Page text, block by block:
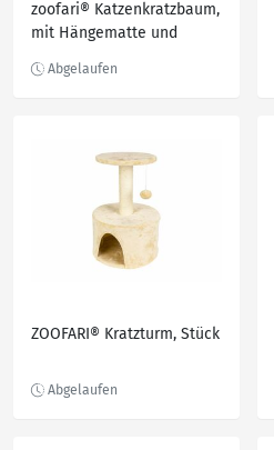
zoofari® Katzenkratzbaum,
mit Hängematte und
ZOOFARI® Kratzturm, Stück